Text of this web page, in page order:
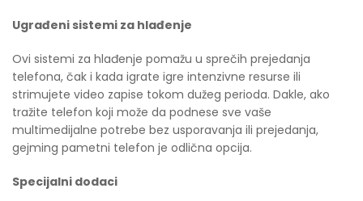
Ugrađeni sistemi za hlađenje
Ovi sistemi za hlađenje pomažu u sprečih prejedanja
telefona, čak i kada igrate igre intenzivne resurse ili
strimujete video zapise tokom dužeg perioda. Dakle, ako
tražite telefon koji može da podnese sve vaše
multimedijalne potrebe bez usporavanja ili prejedanja,
gejming pametni telefon je odlična opcija.
Specijalni dodaci